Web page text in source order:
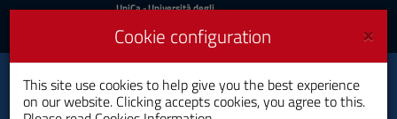
UniCa
Login
UniCa- Università degli
Login UniCA News
Toggle
navigation
Chemical Sciences
Master's Degree
×
Cookie configuration
This site use cookies to help give you the best experience
on our website. Clicking accepts cookies, you agree to this.